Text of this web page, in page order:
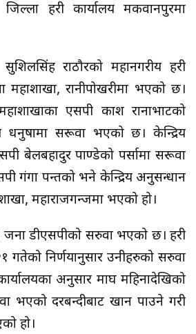
जिल्ला प्रहरी कार्यालय मकवानपुरमा
राठौरको महानगरीय प्रहरी
महाशाखा, रानीपोखरीमा भएको छ।
एसपी प्रकाश रानाभाटको
धनुषामा सरूवा भएको छ। केन्द्रिय
बेलबहादुर पाण्डेको पर्सामा सरूवा
गंगा पन्तको भने केन्द्रिय अनुसन्धान
महाराजगन्जमा भएको हो।
जना डीएसपीको सरुवा भएको छ। प्रहरी
गतेको निर्णयानुसार उनीहरुको सरुवा
कार्यालयका अनुसार माघ महिनादेखिको
भएको दरबन्दीबाट खान पाउने गरी
हो।